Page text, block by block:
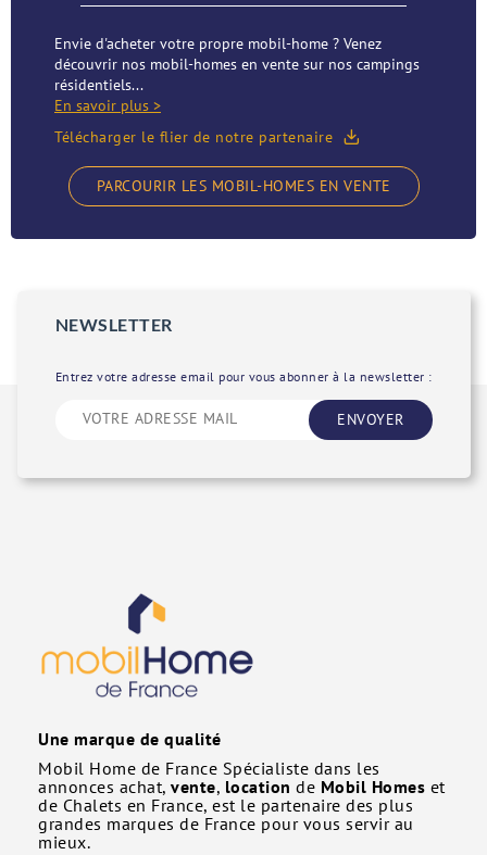
Envie d'acheter votre propre mobil-home ? Venez
découvrir nos mobil-homes en vente sur nos campings
résidentiels...
En savoir plus >
Télécharger le flier de notre partenaire
PARCOURIR LES MOBIL-HOMES EN VENTE
NEWSLETTER
Entrez votre adresse email pour vous abonner à la newsletter :
ENVOYER
Une marque de qualité
Mobil Home de France Spécialiste dans les
annonces achat, vente, location de Mobil Homes et
de Chalets en France, est le partenaire des plus
grandes marques de France pour vous servir au
mieux.